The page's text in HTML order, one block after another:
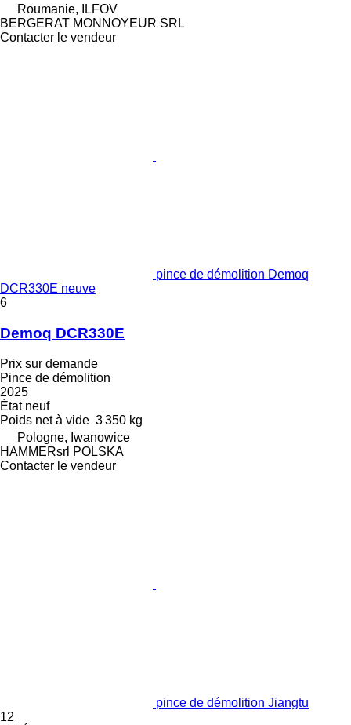
Roumanie, ILFOV
BERGERAT MONNOYEUR SRL
Contacter le vendeur
pince de démolition Demoq
DCR330E neuve
6
Demoq DCR330E
Prix sur demande
Pince de démolition
2025
Étatneuf
Poids net à vide 3 350 kg
Pologne, Iwanowice
HAMMERsrl POLSKA
Contacter le vendeur
pince de démolition Jiangtu
12